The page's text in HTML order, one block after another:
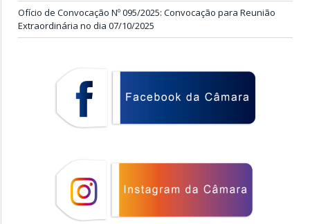
Ofício de Convocação Nº 095/2025: Convocação para Reunião
Extraordinária no dia 07/10/2025